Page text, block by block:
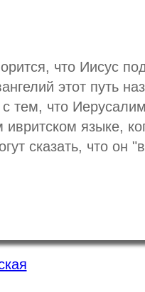
что Иисус
этот путь
тем, что
языке,
сказать, что он